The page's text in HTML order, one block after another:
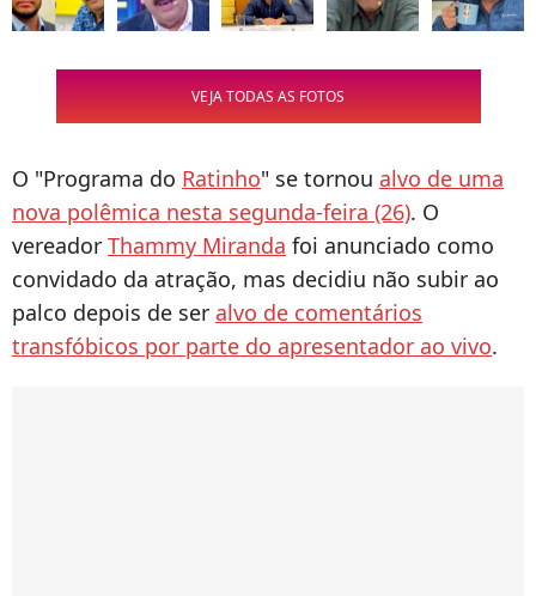
VEJA TODAS AS FOTOS
O "Programa do Ratinho" se tornou alvo de uma
nova polêmica nesta segunda-feira (26). O
vereador Thammy Miranda foi anunciado como
convidado da atração, mas decidiu não subir ao
palco depois de ser alvo de comentários
transfóbicos por parte do apresentador ao vivo.